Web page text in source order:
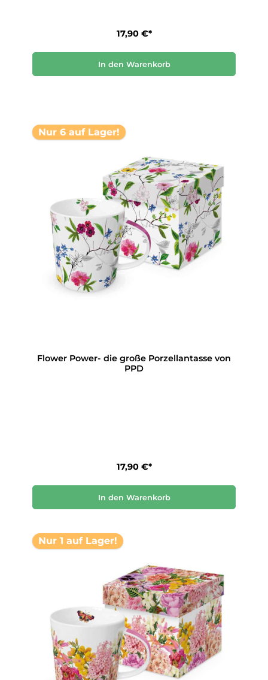
17,90 €*
In den Warenkorb
Nur 6 auf Lager!
Flower Power- die große Porzellantasse von
PPD
17,90 €*
In den Warenkorb
Nur 1 auf Lager!